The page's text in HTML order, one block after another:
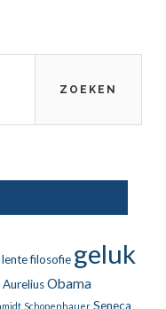
filosofie geluk
Obama
Schopenhauer Seneca